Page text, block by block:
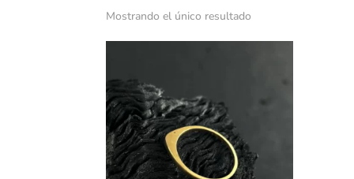
Mostrando el único resultado